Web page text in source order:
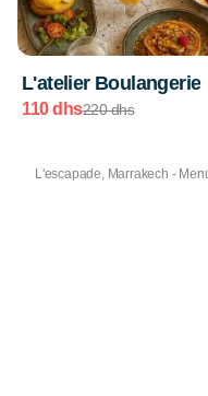
L'atelier Boulangerie
110 dhs220 dhs
L'escapade, Marrakech -